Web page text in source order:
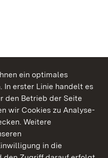
ein optimales
In erster Linie handelt es
den Betrieb der Seite
wir Cookies zu Analyse-
Weitere
in die